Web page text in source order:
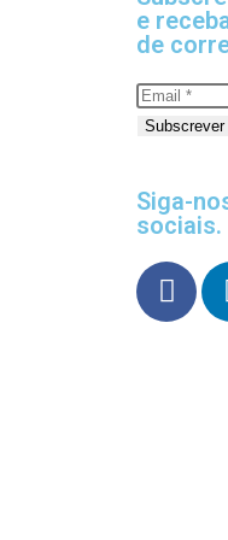
e
de
Subscrever
Siga-
sociais.